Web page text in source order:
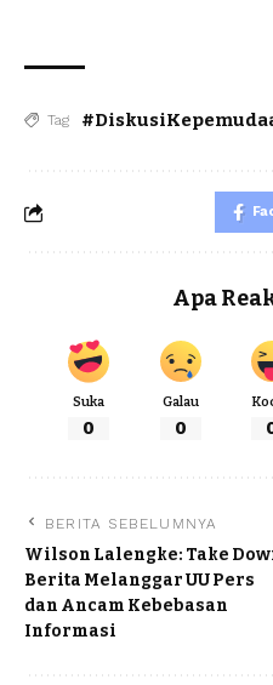
Tag
Apa
Suka
0
Galau
0
BERITA SEBELUMNYA
Wilson Lalengke: Take
Berita Melanggar UU Pers
dan Ancam Kebebasan
Informasi